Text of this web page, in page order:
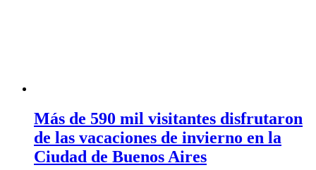
Más de 590 mil visitantes disfrutaron
de las vacaciones de invierno en la
Ciudad de Buenos Aires